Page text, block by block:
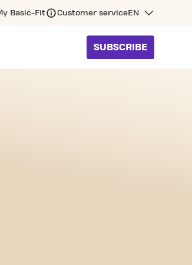
Basic-Fit Customer serviceEN
SUBSCRIBE